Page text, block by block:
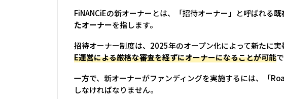
FiNANCiEの新オーナーとは、「招待オーナー」と呼ばれる既
たオーナーを指します。
招待オーナー制度は、2025年のオープン化によって新たに
E運営による厳格な審査を経ずにオーナーになることが可能
一方で、新オーナーがファンディングを実施するには、「
しなければなりません。